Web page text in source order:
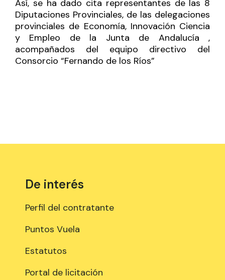
Así, se ha dado cita representantes de las 8
Diputaciones Provinciales, de las delegaciones
provinciales de Economía, Innovación Ciencia
y Empleo de la Junta de Andalucía ,
acompañados del equipo directivo del
Consorcio “Fernando de los Ríos”
De interés
Perfil del contratante
Puntos Vuela
Estatutos
Portal de licitación